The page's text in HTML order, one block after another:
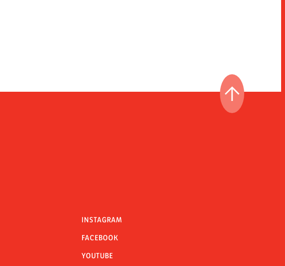
INSTAGRAM
FACEBOOK
YOUTUBE
ANAR AL